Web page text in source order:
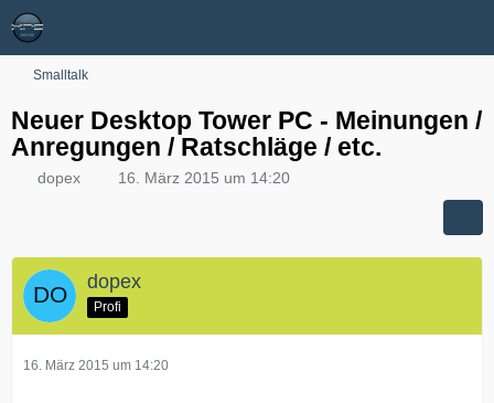
Smalltalk
Neuer Desktop Tower PC - Meinungen /
Anregungen / Ratschläge / etc.
dopex 16. März 2015 um 14:20
dopex
Profi
16. März 2015 um 14:20